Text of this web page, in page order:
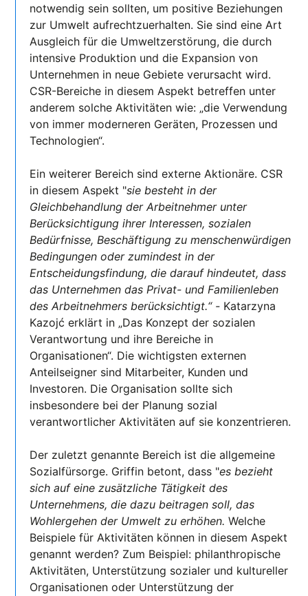
notwendig sein sollten, um positive Beziehungen
zur Umwelt aufrechtzuerhalten. Sie sind eine Art
Ausgleich für die Umweltzerstörung, die durch
intensive Produktion und die Expansion von
Unternehmen in neue Gebiete verursacht wird.
CSR-Bereiche in diesem Aspekt betreffen unter
anderem solche Aktivitäten wie: „die Verwendung
von immer moderneren Geräten, Prozessen und
Technologien“.
Ein weiterer Bereich sind externe Aktionäre. CSR
in diesem Aspekt "sie besteht in der
Gleichbehandlung der Arbeitnehmer unter
Berücksichtigung ihrer Interessen, sozialen
Bedürfnisse, Beschäftigung zu menschenwürdigen
Bedingungen oder zumindest in der
Entscheidungsfindung, die darauf hindeutet, dass
das Unternehmen das Privat- und Familienleben
des Arbeitnehmers berücksichtigt.“ - Katarzyna
Kazojć erklärt in „Das Konzept der sozialen
Verantwortung und ihre Bereiche in
Organisationen“. Die wichtigsten externen
Anteilseigner sind Mitarbeiter, Kunden und
Investoren. Die Organisation sollte sich
insbesondere bei der Planung sozial
verantwortlicher Aktivitäten auf sie konzentrieren.
Der zuletzt genannte Bereich ist die allgemeine
Sozialfürsorge. Griffin betont, dass "es bezieht
sich auf eine zusätzliche Tätigkeit des
Unternehmens, die dazu beitragen soll, das
Wohlergehen der Umwelt zu erhöhen.Welche
Beispiele für Aktivitäten können in diesem Aspekt
genannt werden? Zum Beispiel: philanthropische
Aktivitäten, Unterstützung sozialer und kultureller
Organisationen oder Unterstützung der